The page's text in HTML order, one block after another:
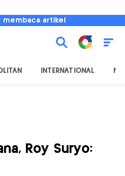
artikel
INTERNATIONAL
Roy Suryo: